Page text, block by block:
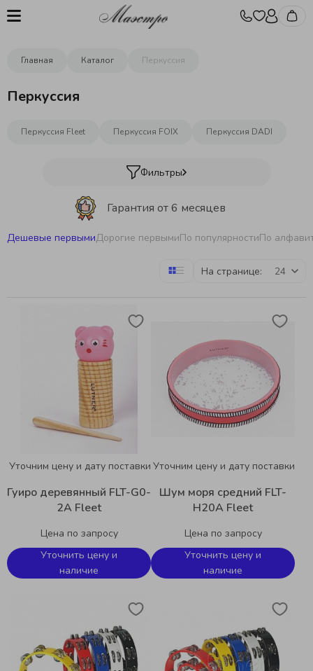
Главная Каталог Перкуссия
Перкуссия
Перкуссия Fleet Перкуссия FOIX Перкуссия DADI
Фильтры
Гарантия от 6 месяцев
Дешевые первымиДорогие первымиПо популярностиПо
На странице:
Уточним цену и дату поставки
Гуиро деревянный FLT-G0-
2A Fleet
Цена по запросу
Уточнить цену и
наличие
Уточним цену и дату поставки
Шум моря средний FLT-
H20A Fleet
Цена по запросу
Уточнить цену и
наличие